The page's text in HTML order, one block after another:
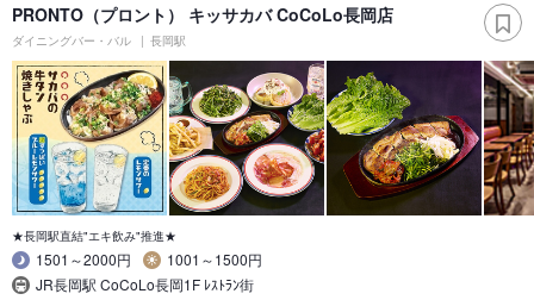
PRONTO（プロント） キッサカバ CoCoLo長岡店
ダイニングバー・バル 長岡駅
★長岡駅直結"エキ飲み"推進★
1501～2000円
1001～1500円
JR長岡駅 CoCoLo長岡1F ﾚｽﾄﾗﾝ街